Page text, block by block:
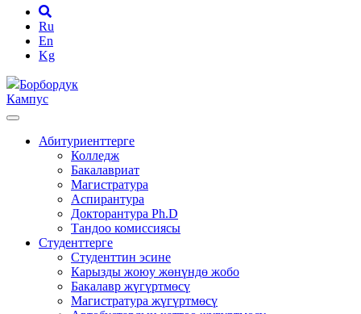
Ru
En
Kg
Борбордук
Кампус
Абитуриенттерге
Колледж
Бакалавриат
Магистратура
Аспирантура
Докторантура Ph.D
Тандоо комиссиясы
Студенттерге
Студенттин эсине
Карызды жоюу жөнүндө жобо
Бакалавр жүгүртмөсү
Магистратура жүгүртмөсү